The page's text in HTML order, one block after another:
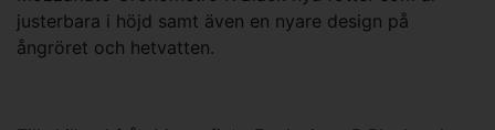
justerbara i höjd samt även en nyare design på
ångröret och hetvatten.